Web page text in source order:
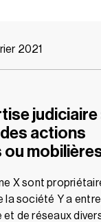
2021
judiciaire
actions
X sont
la société Y a
de réseaux divers